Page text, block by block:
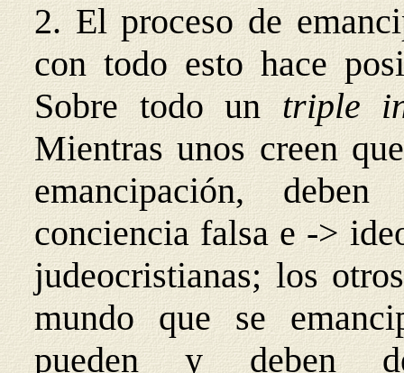
2. El proceso de
con todo esto hace
Sobre todo untriple
Mientras unos creen
emancipación,
conciencia falsa e ->
judeocristianas; los
mundo que se
pueden y deben